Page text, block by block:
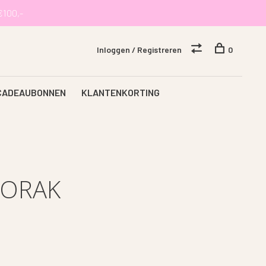
KLANTENKORTING
Inloggen / Registreren 0